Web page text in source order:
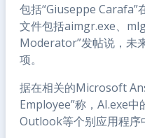
包括“Giuseppe Carafa”
文件包括aimgr.exe、
Moderator”发帖说，未
项。
据在相关的Microsoft
Employee”称，AI.exe
Outlook等个别应用程序